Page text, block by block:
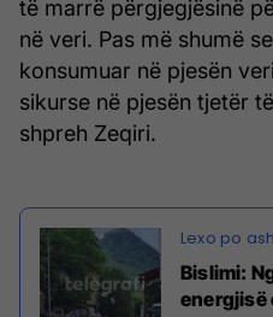
të marrë përgjegjësinë
në veri. Pas më shumë
konsumuar në pjesën
sikurse në pjesën tjetër
shpreh Zeqiri.
Bislimi:
energjisë